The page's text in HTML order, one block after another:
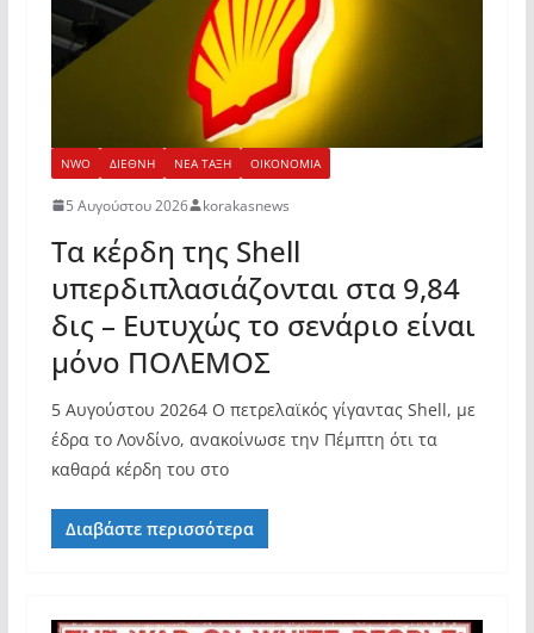
NWO ΔΙΕΘΝΗ ΝΕΑ ΤΑΞΗ ΟΙΚΟΝΟΜΙΑ
5 Αυγούστου 2026 korakasnews
Τα κέρδη της Shell
υπερδιπλασιάζονται στα 9,84
δις – Ευτυχώς το σενάριο είναι
μόνο ΠΟΛΕΜΟΣ
5 Αυγούστου 20264 Ο πετρελαϊκός γίγαντας Shell, με
έδρα το Λονδίνο, ανακοίνωσε την Πέμπτη ότι τα
καθαρά κέρδη του στο
Διαβάστε περισσότερα